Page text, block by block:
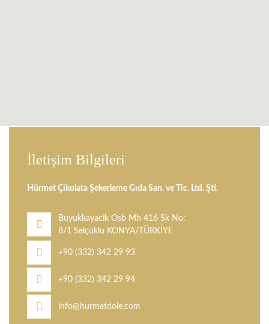
İletişim Bilgileri
Hürmet Çikolata Şekerleme Gıda San. ve Tic. Ltd. Şti.
Buyukkayacik Osb Mh 416 Sk No:
8/1 Selçuklu KONYA/TÜRKİYE
+90 (332) 342 29 93
+90 (332) 342 29 94
info@hurmetdole.com